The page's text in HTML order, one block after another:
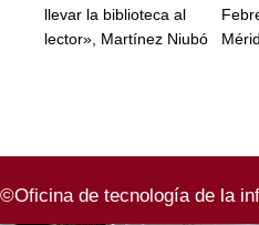
llevar la biblioteca al
lector», Martínez Niubó
©Oficina de tecnología de la